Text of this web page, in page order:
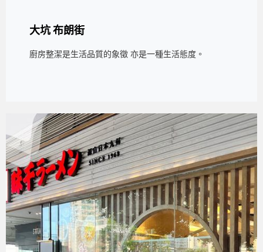
大坑 布朗街
廚房整潔是生活品質的象徵 亦是一種生活態度。